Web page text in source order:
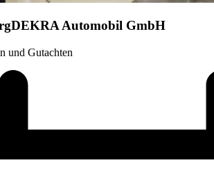
DEKRA Automobil GmbH
und Gutachten